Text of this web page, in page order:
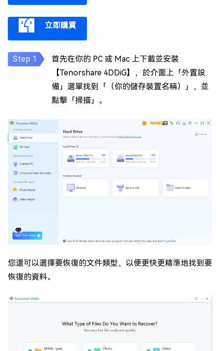
立即購買
首先在你的 PC 或 Mac 上下載並安裝
【Tenorshare 4DDiG】，於介面上「外置設
備」選單找到「（你的儲存裝置名稱）」，並
點擊「掃描」。
您還可以選擇要恢復的文件類型，以便更快更精準地找到要
恢復的資料。